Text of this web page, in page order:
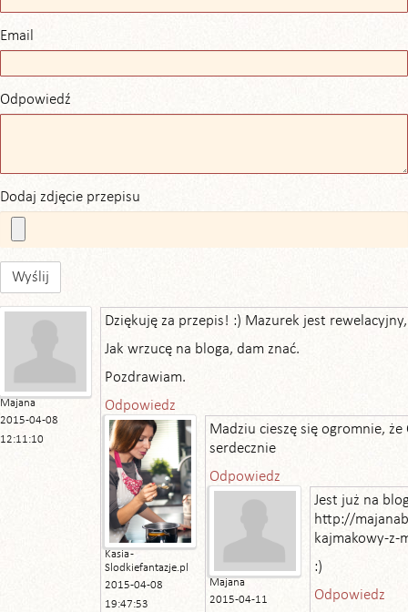
Email
Odpowiedź
Dodaj zdjęcie przepisu
Wyślij
Majana
2015-04-08
12:11:10
Dziękuję za przepis! :) Mazurek jest
Jak wrzucę na bloga, dam znać.
Pozdrawiam.
Odpowiedz
Kasia -
Slodkiefantazje.pl
2015-04-08
19:47:53
Madziu cieszę się ogromnie,
serdecznie
Odpowiedz
Majana
2015-04-11
Jest już na
http://
kajmakowy-z-
:)
Odpowiedz